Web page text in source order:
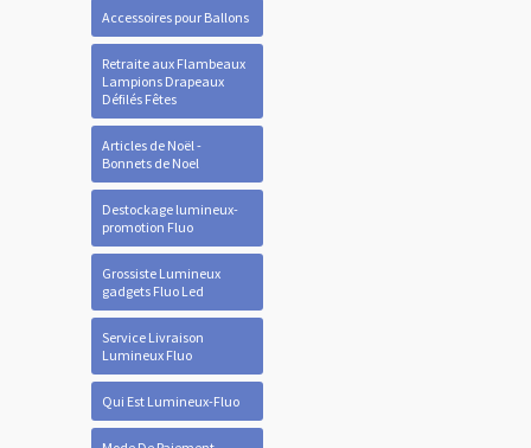
Accessoires pour Ballons
Retraite aux Flambeaux
Lampions Drapeaux
Défilés Fêtes
Articles de Noël -
Bonnets de Noel
Destockage lumineux-
promotion Fluo
Grossiste Lumineux
gadgets Fluo Led
Service Livraison
Lumineux Fluo
Qui Est Lumineux-Fluo